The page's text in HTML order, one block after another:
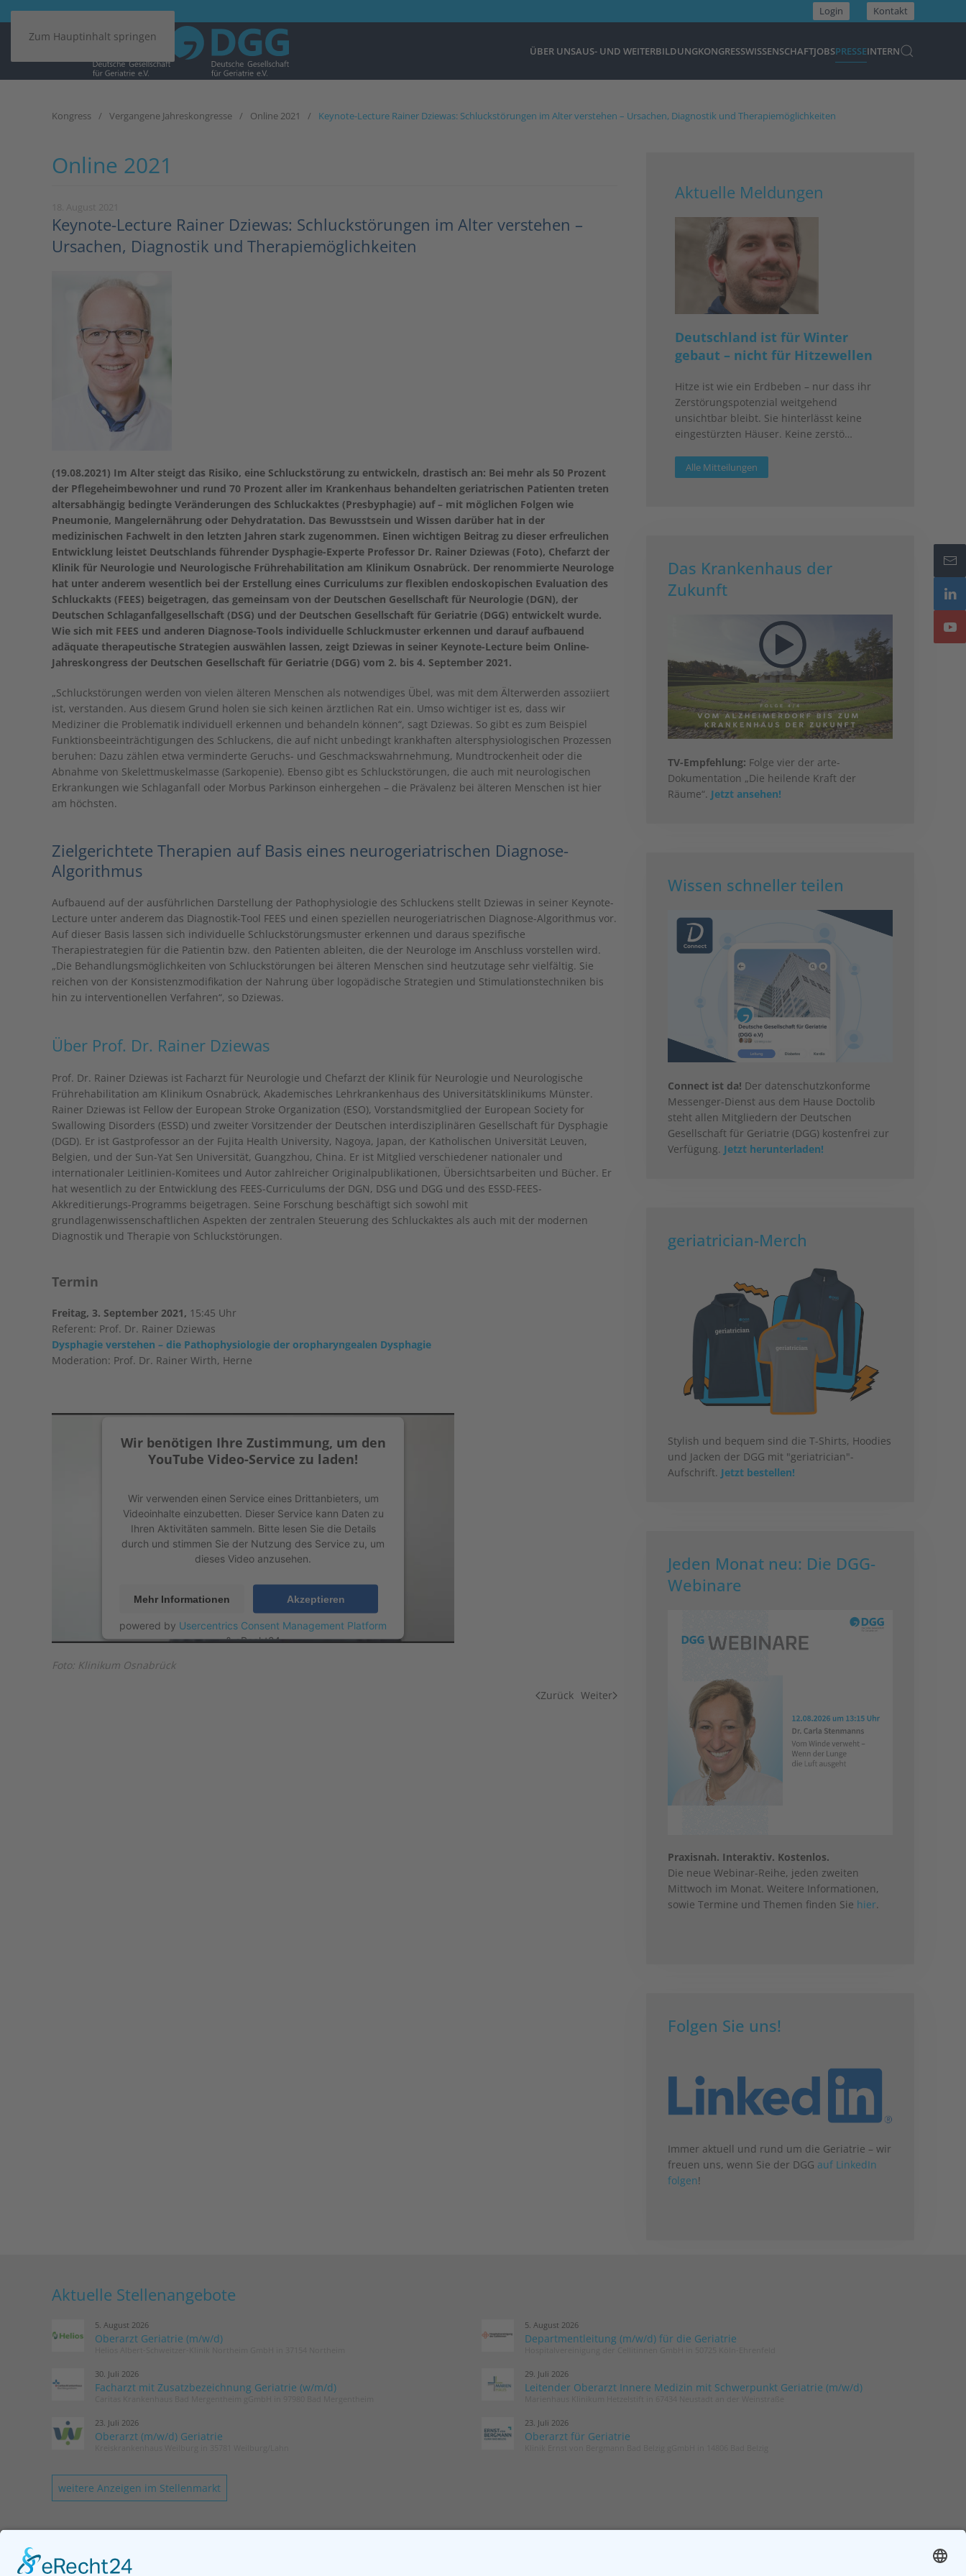
Zum Hauptinhalt springen
Login Kontakt
ÜBER UNSAUS- UND WEITERBILDUNGKONGRESSWISSENSCHAFTJOBSPRESSEINTERN
Kongress Vergangene Jahreskongresse Online 2021 Keynote-Lecture Rainer Dziewas: Schluckstörungen im Alter verstehen – Ursachen, Diagnostik und Therapiemöglichkeiten
Online 2021
Keynote-Lecture Rainer Dziewas: Schluckstörungen im Alter verstehen –
Ursachen, Diagnostik und Therapiemöglichkeiten
(19.08.2021) Im Alter steigt das Risiko, eine Schluckstörung zu entwickeln, drastisch an: Bei mehr als 50 Prozent
der Pflegeheimbewohner und rund 70 Prozent aller im Krankenhaus behandelten geriatrischen Patienten treten
altersabhängig bedingte Veränderungen des Schluckaktes (Presbyphagie) auf – mit möglichen Folgen wie
Pneumonie, Mangelernährung oder Dehydratation. Das Bewusstsein und Wissen darüber hat in der
medizinischen Fachwelt in den letzten Jahren stark zugenommen. Einen wichtigen Beitrag zu dieser erfreulichen
Entwicklung leistet Deutschlands führender Dysphagie-Experte Professor Dr. Rainer Dziewas (Foto), Chefarzt der
Klinik für Neurologie und Neurologische Frührehabilitation am Klinikum Osnabrück. Der renommierte Neurologe
hat unter anderem wesentlich bei der Erstellung eines Curriculums zur flexiblen endoskopischen Evaluation des
Schluckakts (FEES) beigetragen, das gemeinsam von der Deutschen Gesellschaft für Neurologie (DGN), der
Deutschen Schlaganfallgesellschaft (DSG) und der Deutschen Gesellschaft für Geriatrie (DGG) entwickelt wurde.
Wie sich mit FEES und anderen Diagnose-Tools individuelle Schluckmuster erkennen und darauf aufbauend
adäquate therapeutische Strategien auswählen lassen, zeigt Dziewas in seiner Keynote-Lecture beim Online-
Jahreskongress der Deutschen Gesellschaft für Geriatrie (DGG) vom 2. bis 4. September 2021.
„Schluckstörungen werden von vielen älteren Menschen als notwendiges Übel, was mit dem Älterwerden assoziiert
ist, verstanden. Aus diesem Grund holen sie sich keinen ärztlichen Rat ein. Umso wichtiger ist es, dass wir
Mediziner die Problematik individuell erkennen und behandeln können“, sagt Dziewas. So gibt es zum Beispiel
Funktionsbeeinträchtigungen des Schluckens, die auf nicht unbedingt krankhaften altersphysiologischen Prozessen
beruhen: Dazu zählen etwa verminderte Geruchs- und Geschmackswahrnehmung, Mundtrockenheit oder die
Abnahme von Skelettmuskelmasse (Sarkopenie). Ebenso gibt es Schluckstörungen, die auch mit neurologischen
Erkrankungen wie Schlaganfall oder Morbus Parkinson einhergehen – die Prävalenz bei älteren Menschen ist hier
am höchsten.
Zielgerichtete Therapien auf Basis eines neurogeriatrischen Diagnose-
Algorithmus
Aufbauend auf der ausführlichen Darstellung der Pathophysiologie des Schluckens stellt Dziewas in seiner Keynote-
Lecture unter anderem das Diagnostik-Tool FEES und einen speziellen neurogeriatrischen Diagnose-Algorithmus vor.
Auf dieser Basis lassen sich individuelle Schluckstörungsmuster erkennen und daraus spezifische
Therapiestrategien für die Patientin bzw. den Patienten ableiten, die der Neurologe im Anschluss vorstellen wird.
„Die Behandlungsmöglichkeiten von Schluckstörungen bei älteren Menschen sind heutzutage sehr vielfältig. Sie
reichen von der Konsistenzmodifikation der Nahrung über logopädische Strategien und Stimulationstechniken bis
hin zu interventionellen Verfahren“, so Dziewas.
Über Prof. Dr. Rainer Dziewas
Prof. Dr. Rainer Dziewas ist Facharzt für Neurologie und Chefarzt der Klinik für Neurologie und Neurologische
Frührehabilitation am Klinikum Osnabrück, Akademisches Lehrkrankenhaus des Universitätsklinikums Münster.
Rainer Dziewas ist Fellow der European Stroke Organization (ESO), Vorstandsmitglied der European Society for
Swallowing Disorders (ESSD) und zweiter Vorsitzender der Deutschen interdisziplinären Gesellschaft für Dysphagie
(DGD). Er ist Gastprofessor an der Fujita Health University, Nagoya, Japan, der Katholischen Universität Leuven,
Belgien, und der Sun-Yat Sen Universität, Guangzhou, China. Er ist Mitglied verschiedener nationaler und
internationaler Leitlinien-Komitees und Autor zahlreicher Originalpublikationen, Übersichtsarbeiten und Bücher. Er
hat wesentlich zu der Entwicklung des FEES-Curriculums der DGN, DSG und DGG und des ESSD-FEES-
Akkreditierungs-Programms beigetragen. Seine Forschung beschäftigt sich sowohl mit
grundlagenwissenschaftlichen Aspekten der zentralen Steuerung des Schluckaktes als auch mit der modernen
Diagnostik und Therapie von Schluckstörungen.
Termin
Freitag, 3. September 2021, 15:45 Uhr
Referent: Prof. Dr. Rainer Dziewas
Dysphagie verstehen – die Pathophysiologie der oropharyngealen Dysphagie
Moderation: Prof. Dr. Rainer Wirth, Herne
Wir benötigen Ihre Zustimmung, um den
YouTube Video-Service zu laden!
Wir verwenden einen Service eines Drittanbieters, um
Videoinhalte einzubetten. Dieser Service kann Daten zu
Ihren Aktivitäten sammeln. Bitte lesen Sie die Details
durch und stimmen Sie der Nutzung des Service zu, um
dieses Video anzusehen.
Mehr Informationen Akzeptieren
powered by Usercentrics Consent Management Platform
&eRecht24
Foto: Klinikum Osnabrück
Zurück Weiter
Aktuelle Meldungen
Deutschland ist für Winter
gebaut – nicht für Hitzewellen
Hitze ist wie ein Erdbeben – nur dass ihr
Zerstörungspotenzial weitgehend
unsichtbar bleibt. Sie hinterlässt keine
eingestürzten Häuser. Keine zerstö…
Alle Mitteilungen
Das Krankenhaus der
Zukunft
TV-Empfehlung: Folge vier der arte-
Dokumentation „Die heilende Kraft der
Räume“. Jetzt ansehen!
Wissen schneller teilen
Connect ist da! Der datenschutzkonforme
Messenger-Dienst aus dem Hause Doctolib
steht allen Mitgliedern der Deutschen
Gesellschaft für Geriatrie (DGG) kostenfrei zur
Verfügung. Jetzt herunterladen!
geriatrician-Merch
Stylish und bequem sind die T-Shirts, Hoodies
und Jacken der DGG mit "geriatrician"-
Aufschrift. Jetzt bestellen!
Jeden Monat neu: Die DGG-
Webinare
Praxisnah. Interaktiv. Kostenlos.
Die neue Webinar-Reihe, jeden zweiten
Mittwoch im Monat. Weitere Informationen,
sowie Termine und Themen finden Sie hier.
Folgen Sie uns!
Immer aktuell und rund um die Geriatrie – wir
freuen uns, wenn Sie der DGG auf LinkedIn
folgen!
Aktuelle Stellenangebote
5. August 2026
Oberarzt Geriatrie (m/w/d)
5. August 2026
Departmentleitung (m/w/d) für die Geriatrie
30. Juli 2026
Facharzt mit Zusatzbezeichnung Geriatrie (w/m/d)
29. Juli 2026
Leitender Oberarzt Innere Medizin mit Schwerpunkt Geriatrie (m/w/d)
23. Juli 2026
Oberarzt (m/w/d) Geriatrie
23. Juli 2026
Oberarzt für Geriatrie
weitere Anzeigen im Stellenmarkt